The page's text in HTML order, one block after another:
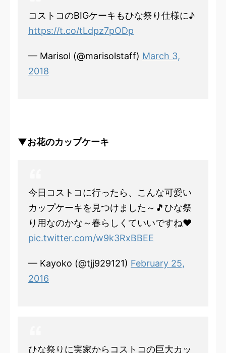
コストコのBIGケーキもひな祭り仕様に♪
https://t.co/tLdpz7pODp
— Marisol (@marisolstaff) March 3,
2018
▼お花のカップケーキ
今日コストコに行ったら、こんな可愛い
カップケーキを見つけました～🎵ひな祭
り用なのかな～春らしくていいですね❤
pic.twitter.com/w9k3RxBBEE
— Kayoko (@tjj929121) February 25,
2016
ひな祭りに実家からコストコの巨大カッ